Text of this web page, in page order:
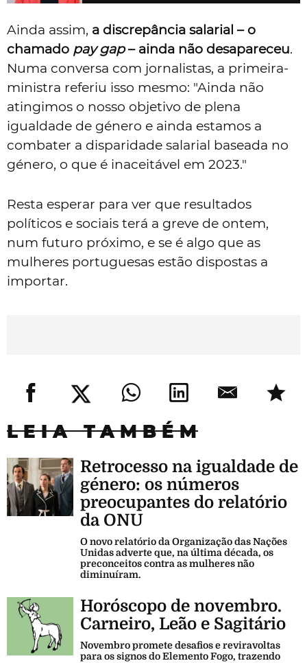
Ainda assim, a discrepância salarial – o
chamado pay gap– ainda não desapareceu.
Numa conversa com jornalistas, a primeira-
ministra referiu isso mesmo: "Ainda não
atingimos o nosso objetivo de plena
igualdade de género e ainda estamos a
combater a disparidade salarial baseada no
género, o que é inaceitável em 2023."
Resta esperar para ver que resultados
políticos e sociais terá a greve de ontem,
num futuro próximo, e se é algo que as
mulheres portuguesas estão dispostas a
importar.
LEIA TAMBÉM
Retrocesso na igualdade de
género: os números
preocupantes do relatório
da ONU
O novo relatório da Organização das Nações
Unidas adverte que, na última década, os
preconceitos contra as mulheres não
diminuíram.
Horóscopo de novembro.
Carneiro, Leão e Sagitário
Novembro promete desafios e reviravoltas
para os signos do Elemento Fogo, trazendo